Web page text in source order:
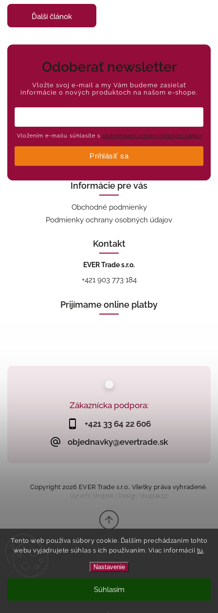
Tento web používa súbory cookie. Ďalším prechádzaním tohto
webu vyjadrujete súhlas s ich používaním. Viac informácií tu.
Nastavenie
Súhlasím
Ďalší článok
Zákaznícka podpora:
+421 33 64 22 606
objednavky@evertrade.sk
Odoberať newsletter
Vložte svoj e-mail a my Vám budeme zasielať
informácie o nových produktoch na našom e-shope.
Vložením e-mailu súhlasíte s podmienkami ochrany osobných údajov
Prihlásiť sa
Informácie pre vás
Obchodné podmienky
Podmienky ochrany osobných údajov
Kontakt
EVER Trade s.r.o.
+421 903 773 184
Prijímame online platby
Copyright 2026 EVER Trade s.r.o.. Všetky práva vyhradené.
Vytvořil Shoptet | Design Shoptak.cz
Tento eshop vznikol na základe